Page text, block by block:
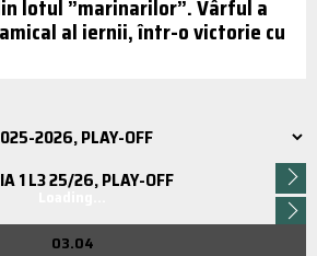
lotul ”marinarilor”. Vârful a
al iernii, într-o victorie cu
1 L3 25/26, PLAY-OFF
03.04